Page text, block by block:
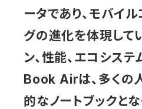
ータであり、モバイ
グの進化を体現して
ン、性能、エコシス
Book Airは、多くの
的なノートブックとな